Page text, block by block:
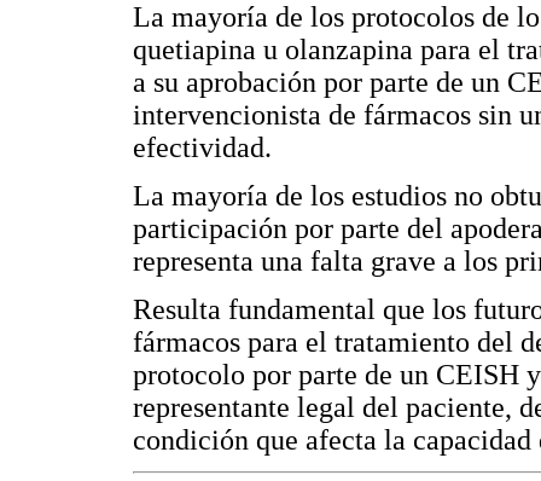
La mayoría de los protocolos de
quetiapina u olanzapina para el
a su aprobación por parte de un
intervencionista de fármacos sin
efectividad.
La mayoría de los estudios no
participación por parte del
representa una falta grave a los
Resulta fundamental que los
fármacos para el tratamiento del
protocolo por parte de un CEISH
representante legal del paciente,
condición que afecta la